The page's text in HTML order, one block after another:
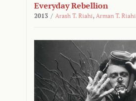
Everyday Rebellion
2013 / Arash T. Riahi, Arman T. Riahi